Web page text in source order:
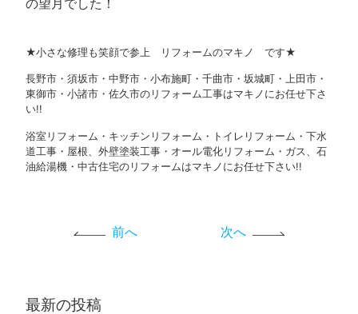
★小さな修理も笑顔で参上 リフォームのマキノ です★
長野市・須坂市・中野市・小布施町・千曲市・坂城町・上田市・
東御市・小諸市・佐久市のリフォーム工事はマキノにお任せ下さ
い!!
浴室リフォーム・キッチンリフォーム・トイレリフォーム・下水
道工事・屋根、外壁塗装工事・オール電化リフォーム・ガス、石
油給湯機・中古住宅のリフォームはマキノにお任せ下さい!!
前へ 次へ
最新の投稿